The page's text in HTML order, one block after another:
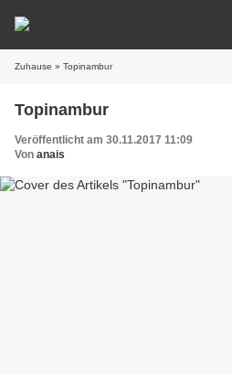
Zuhause » Topinambur
Topinambur
Veröffentlicht am 30.11.2017 11:09
Von anais